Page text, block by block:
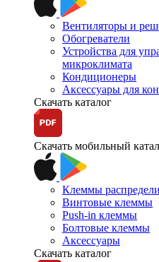
Вентиляторы и
Обогреватели
Устройства для
микроклимата
Кондиционеры
Аксессуары для
Скачать каталог
Скачать мобильный
Клеммы
Винтовые клеммы
Push-in клеммы
Болтовые клеммы
Аксессуары
Скачать каталог